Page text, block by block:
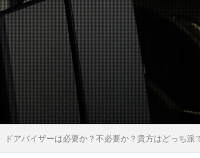
ドアバイザーは必要か？不必要か？貴方はどっち派